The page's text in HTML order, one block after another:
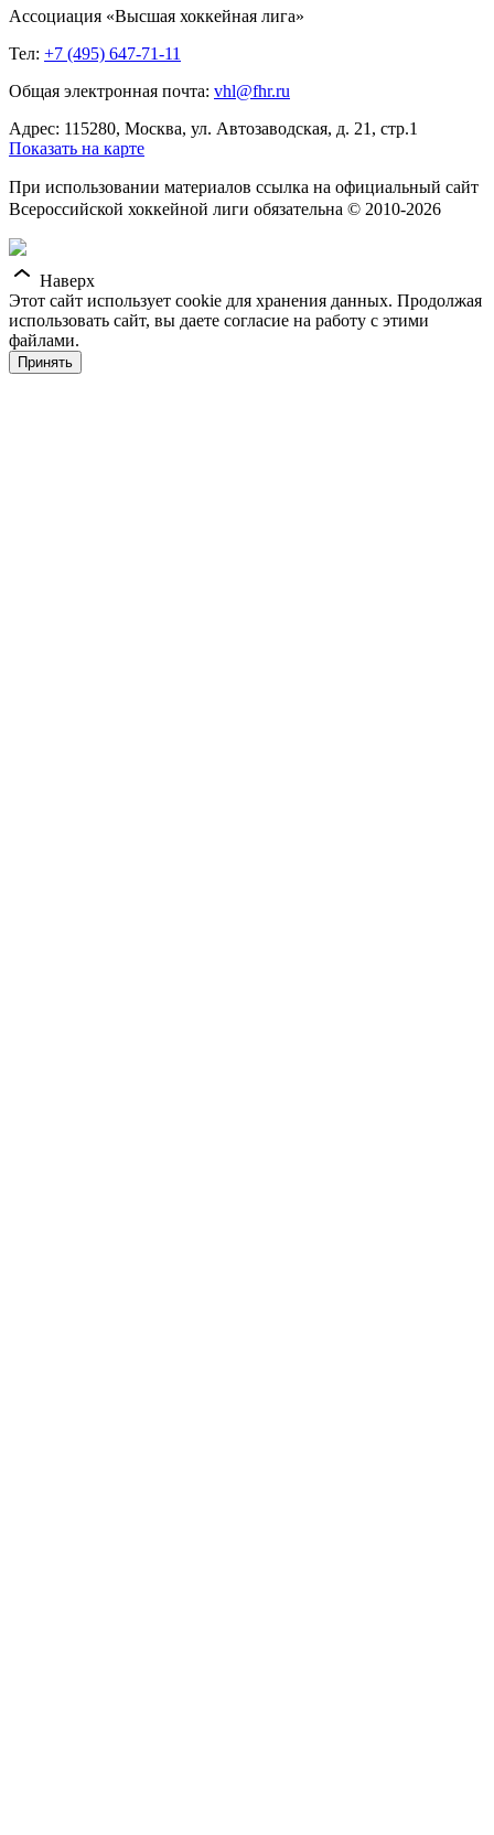
Ассоциация «Высшая хоккейная лига»
Тел: +7 (495) 647-71-11
Общая электронная почта: vhl@fhr.ru
Адрес: 115280, Москва, ул. Автозаводская, д. 21, стр.1
Показать на карте
При использовании материалов ссылка на официальный сайт
Всероссийской хоккейной лиги обязательна © 2010-2026
Наверх
Этот сайт использует cookie для хранения данных. Продолжая
использовать сайт, вы даете согласие на работу с этими
файлами.
Принять